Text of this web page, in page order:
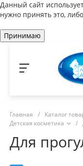
Данный сайт
нужно принять это,
Принимаю
Главная / Каталог
Детская косметика
/
Для